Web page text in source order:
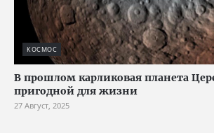
КОСМОС
В прошлом карликовая планета
пригодной для жизни
27 Август, 2025